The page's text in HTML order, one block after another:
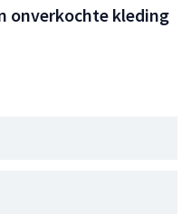
onverkochte kleding